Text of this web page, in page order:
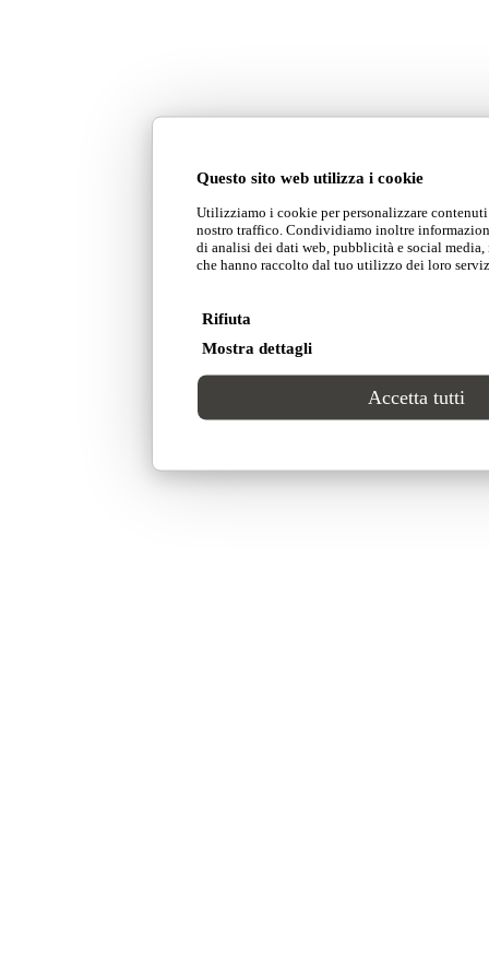
Questo sito web utilizza i cookie
Utilizziamo i cookie per personalizzare
nostro traffico. Condividiamo inoltre
di analisi dei dati web, pubblicità e social
che hanno raccolto dal tuo utilizzo dei loro
Rifiuta
Mostra dettagli
Accetta tutti